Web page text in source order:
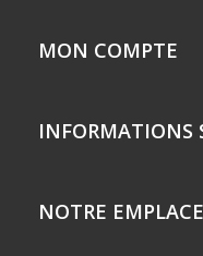
MON COMPTE
INFORMATIONS
NOTRE